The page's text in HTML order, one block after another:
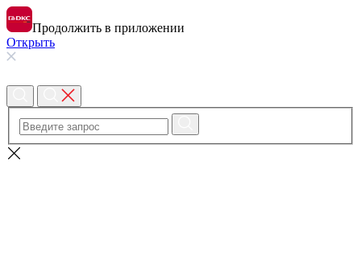
Продолжить в приложении
Открыть